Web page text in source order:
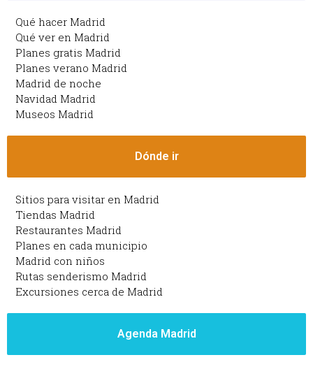
Qué hacer Madrid
Qué ver en Madrid
Planes gratis Madrid
Planes verano Madrid
Madrid de noche
Navidad Madrid
Museos Madrid
Dónde ir
Sitios para visitar en Madrid
Tiendas Madrid
Restaurantes Madrid
Planes en cada municipio
Madrid con niños
Rutas senderismo Madrid
Excursiones cerca de Madrid
Agenda Madrid